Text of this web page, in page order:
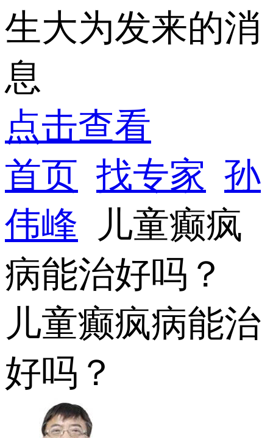
生大为发来的消
息
点击查看
首页 找专家 孙
伟峰
儿童癫疯
病能治好吗？
儿童癫疯病能治
好吗？